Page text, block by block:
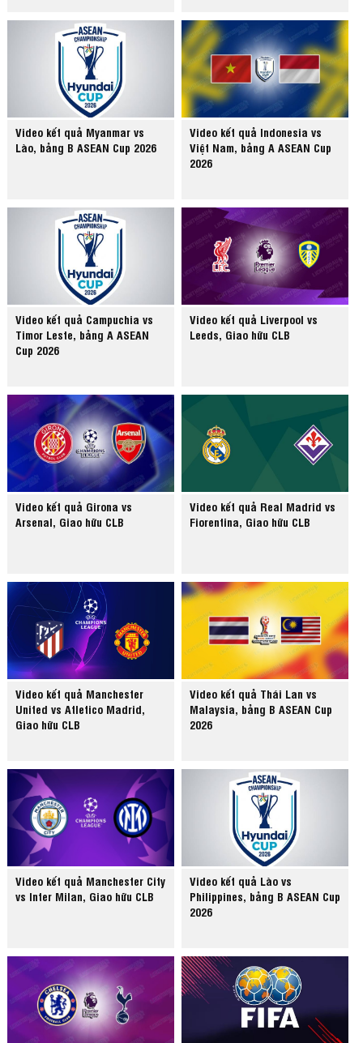
Video kết quả Myanmar vs
Lào, bảng B ASEAN Cup 2026
Video kết quả Indonesia vs
Việt Nam, bảng A ASEAN Cup
2026
Video kết quả Campuchia vs
Timor Leste, bảng A ASEAN
Cup 2026
Video kết quả Liverpool vs
Leeds, Giao hữu CLB
Video kết quả Girona vs
Arsenal, Giao hữu CLB
Video kết quả Real Madrid vs
Fiorentina, Giao hữu CLB
Video kết quả Manchester
United vs Atletico Madrid,
Giao hữu CLB
Video kết quả Thái Lan vs
Malaysia, bảng B ASEAN Cup
2026
Video kết quả Manchester City
vs Inter Milan, Giao hữu CLB
Video kết quả Lào vs
Philippines, bảng B ASEAN Cup
2026